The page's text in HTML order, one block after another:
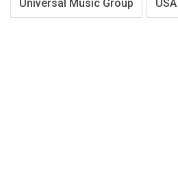
Universal Music Group USA